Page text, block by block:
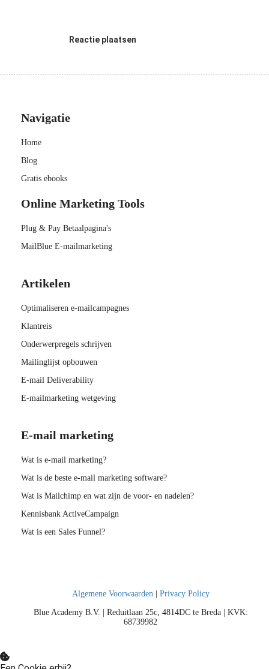
Reactie plaatsen
Navigatie
Home
Blog
Gratis ebooks
Online Marketing Tools
Plug & Pay Betaalpagina's
MailBlue E-mailmarketing
Artikelen
Optimaliseren e-mailcampagnes
Klantreis
Onderwerpregels schrijven
Mailinglijst opbouwen
E-mail Deliverability
E-mailmarketing wetgeving
E-mail marketing
Wat is e-mail marketing?
Wat is de beste e-mail marketing software?
Wat is Mailchimp en wat zijn de voor- en nadelen?
Kennisbank ActiveCampaign
Wat is een Sales Funnel?
Algemene Voorwaarden Privacy Policy
Blue Academy B.V. | Reduitlaan 25c, 4814DC te Breda | KVK:
68739982